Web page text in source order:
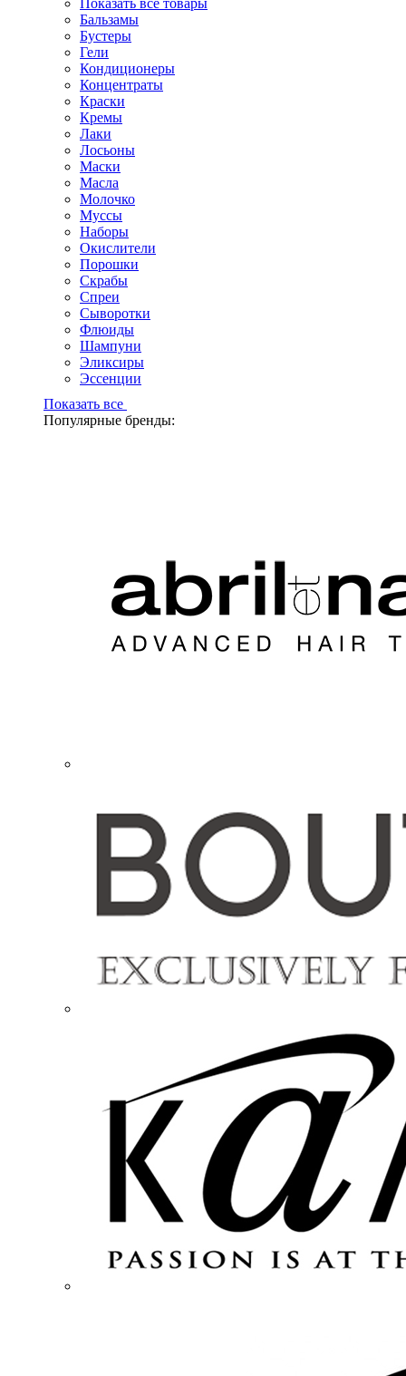
Показать все товары
Бальзамы
Бустеры
Гели
Кондиционеры
Концентраты
Краски
Кремы
Лаки
Лосьоны
Маски
Масла
Молочко
Муссы
Наборы
Окислители
Порошки
Скрабы
Спреи
Сыворотки
Флюиды
Шампуни
Эликсиры
Эссенции
Показать все
Популярные бренды: